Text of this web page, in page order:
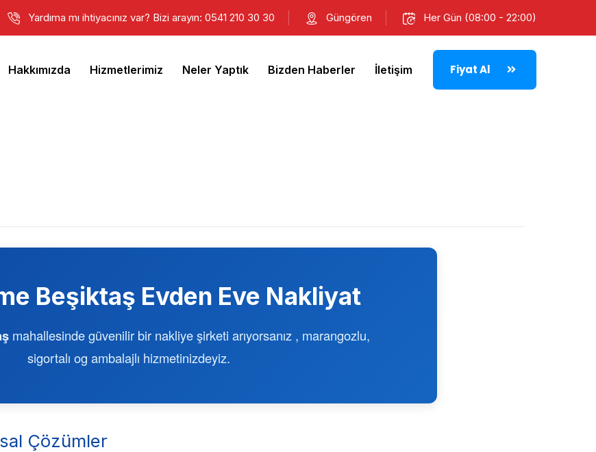
Yardıma mı ihtiyacınız var? Bizi arayın: 0541 210 30 30 Güngören Her Gün (08:00 - 22:00)
Hakkımızda Hizmetlerimiz Neler Yaptık Bizden Haberler İletişim Fiyat Al
Beşiktaş Evden Eve Nakliyat
mahallesinde güvenilir bir nakliye şirketi arıyorsanız , marangozlu,
sigortalı og ambalajlı hizmetinizdeyiz.
Çözümler